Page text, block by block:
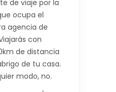
de viaje por la
ocupa el
agencia de
con
de distancia
de tu casa.
modo, no.